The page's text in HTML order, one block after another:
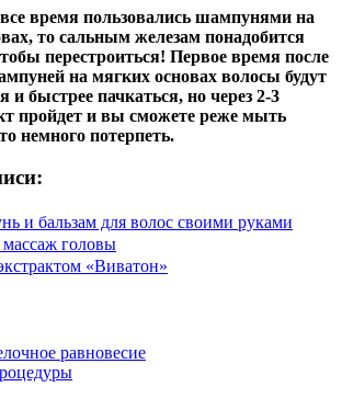
время пользовались шампунями на
то сальным железам понадобится
перестроиться! Первое время после
на мягких основах волосы будут
и быстрее пачкаться, но через 2-3
пройдет и вы сможете реже мыть
немного потерпеть.
и бальзам для волос своими руками
головы
«Виватон»
равновесие